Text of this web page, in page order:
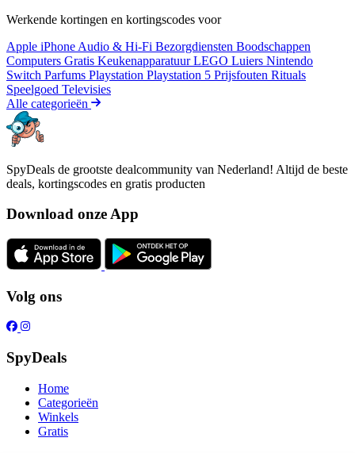
Werkende kortingen en kortingscodes voor
Apple iPhone Audio & Hi-Fi Bezorgdiensten Boodschappen
Computers Gratis KeukenapparatuurLEGO Luiers Nintendo
Switch Parfums Playstation Playstation 5 Prijsfouten Rituals
Speelgoed Televisies
Alle categorieën
SpyDeals de grootste dealcommunity van Nederland! Altijd de beste
deals, kortingscodes en gratis producten
Download onze App
Volg ons
SpyDeals
Home
Categorieën
Winkels
Gratis